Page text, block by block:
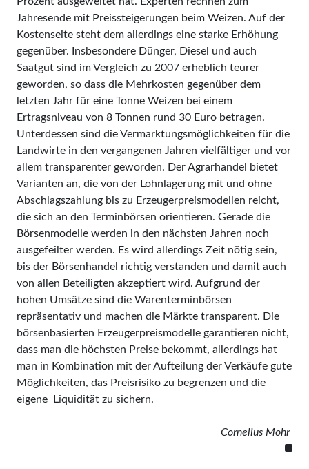
Jahresende mit Preissteigerungen beim Weizen. Auf der
Kostenseite steht dem allerdings eine starke Erhöhung
gegenüber. Insbesondere Dünger, Diesel und auch
Saatgut sind im Vergleich zu 2007 erheblich teurer
geworden, so dass die Mehrkosten gegenüber dem
letzten Jahr für eine Tonne Weizen bei einem
Ertragsniveau von 8 Tonnen rund 30 Euro betragen.
Unterdessen sind die Vermarktungsmöglichkeiten für die
Landwirte in den vergangenen Jahren vielfältiger und vor
allem transparenter geworden. Der Agrarhandel bietet
Varianten an, die von der Lohnlagerung mit und ohne
Abschlagszahlung bis zu Erzeugerpreismodellen reicht,
die sich an den Terminbörsen orientieren. Gerade die
Börsenmodelle werden in den nächsten Jahren noch
ausgefeilter werden. Es wird allerdings Zeit nötig sein,
bis der Börsenhandel richtig verstanden und damit auch
von allen Beteiligten akzeptiert wird. Aufgrund der
hohen Umsätze sind die Warenterminbörsen
repräsentativ und machen die Märk­te transparent. Die
börsenbasierten Erzeugerpreismodelle garantieren nicht,
dass man die höchsten Preise bekommt, allerdings hat
man in Kombination mit der Aufteilung der Verkäufe gute
Möglichkeiten, das Preisrisiko zu begrenzen und die
eigene Liquidität zu sichern.
Cornelius Mohr